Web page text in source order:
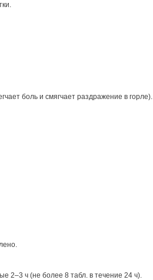
боль и смягчает раздражение в горле).
2–3 ч (не более 8 табл. в течение 24 ч).